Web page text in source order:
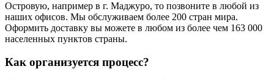
Островую, например в г. Маджуро, то позвоните в любой из
наших офисов. Мы обслуживаем более 200 стран мира.
Оформить доставку вы можете в любом из более чем 163 000
населенных пунктов страны.
Как организуется процесс?